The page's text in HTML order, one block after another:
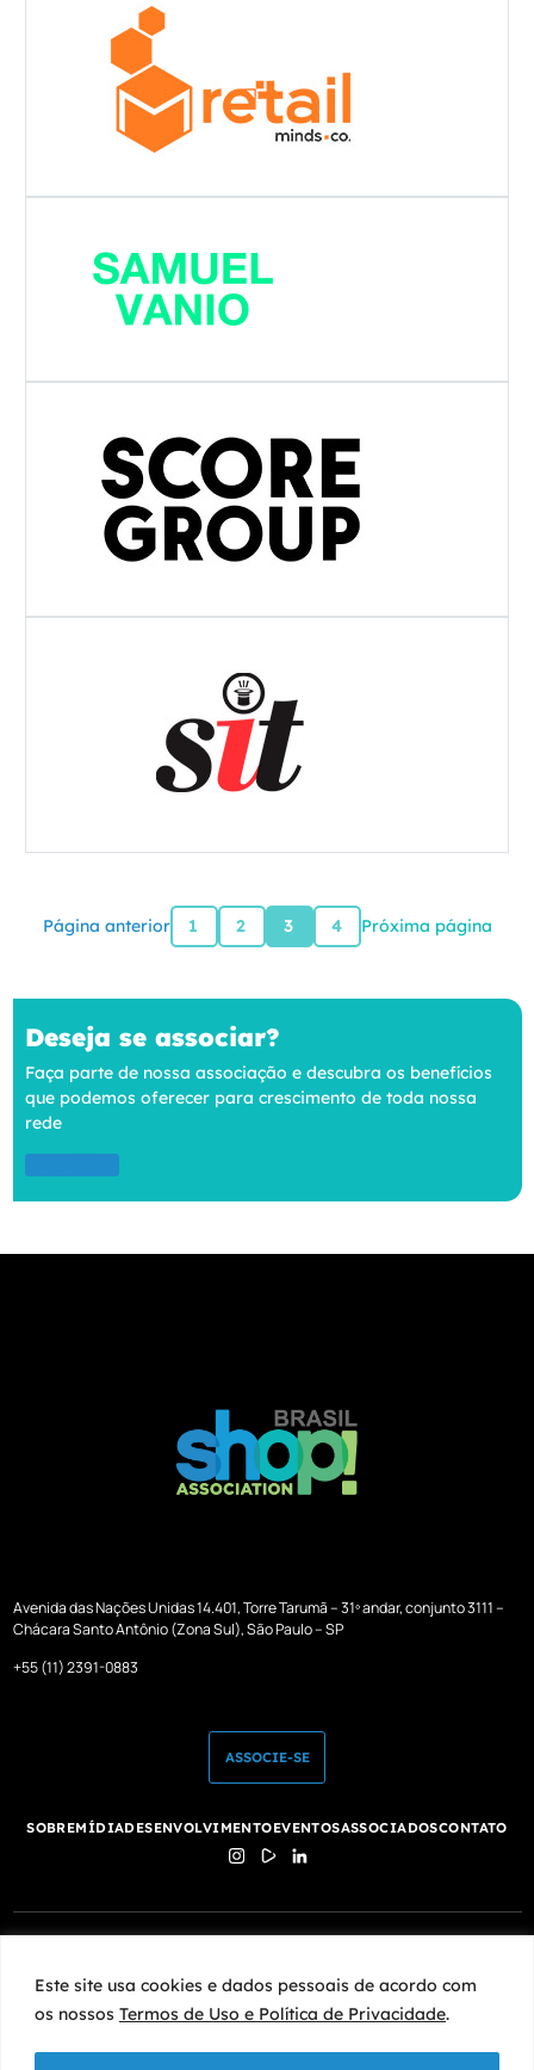
Este site usa cookies e dados pessoais de acordo com
os nossos Termos de Uso e Política de Privacidade.
Página anterior 1 2 3 4 Próxima página
Deseja se associar?
Faça parte de nossa associação e descubra os benefícios
que podemos oferecer para crescimento de toda nossa
rede
Avenida das Nações Unidas 14.401, Torre Tarumã – 31º andar, conjunto 3111 –
Chácara Santo Antônio (Zona Sul), São Paulo – SP
+55 (11) 2391-0883
ASSOCIE-SE
SOBREMÍDIADESENVOLVIMENTOEVENTOSASSOCIADOSCONTATO
Termos de Uso e Política de Privacidade